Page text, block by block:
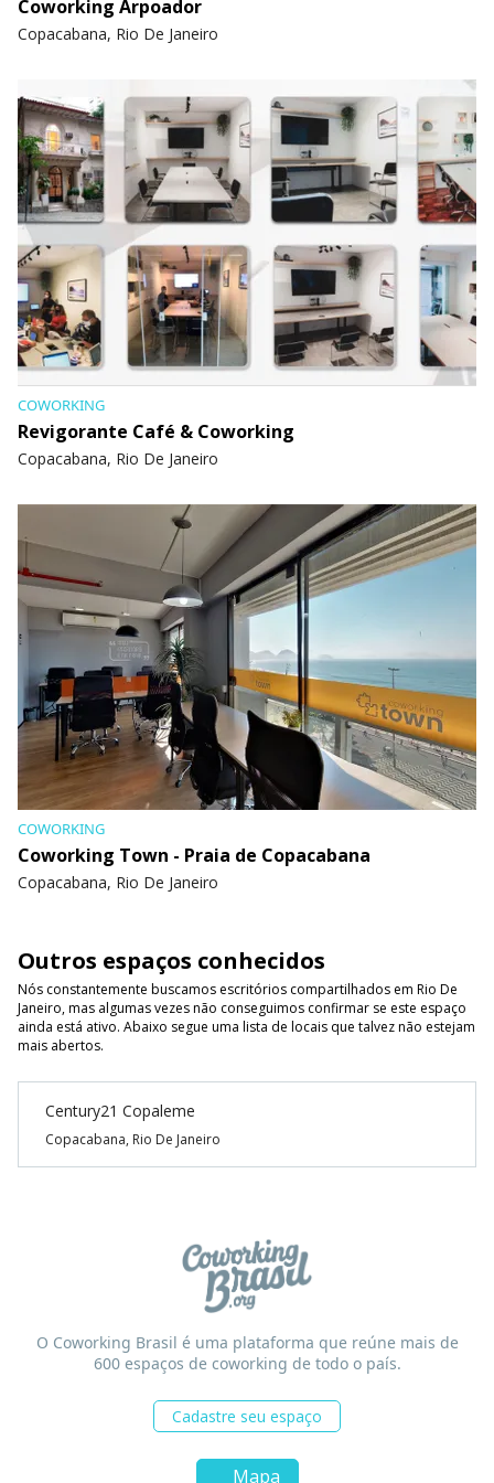
Coworking Arpoador
Copacabana, Rio De Janeiro
COWORKING
Revigorante Café & Coworking
Copacabana, Rio De Janeiro
COWORKING
Coworking Town - Praia de Copacabana
Copacabana, Rio De Janeiro
Outros espaços conhecidos
Nós constantemente buscamos escritórios compartilhados em Rio De
Janeiro, mas algumas vezes não conseguimos confirmar se este espaço
ainda está ativo. Abaixo segue uma lista de locais que talvez não estejam
mais abertos.
Century21 Copaleme
Copacabana, Rio De Janeiro
Mapa
O Coworking Brasil é uma plataforma que reúne mais de
600 espaços de coworking de todo o país.
Cadastre seu espaço